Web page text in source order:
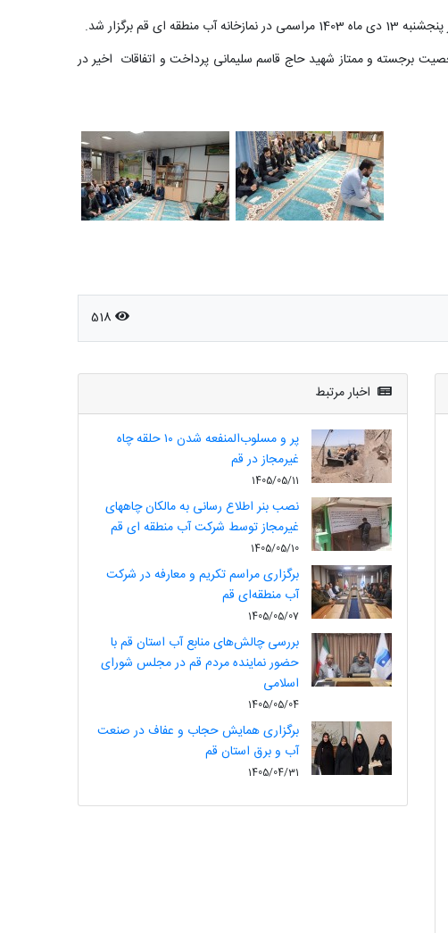
برگزار شد.
برجسته و ممتاز شهید حاج قاسم سلیمانی پرداخت و اتفاقات اخیر در
518
اخبار مرتبط
پر و مسلوب‌المنفعه شدن ۱۰ حلقه چاه
غیرمجاز در قم
1405/05/11
نصب بنر اطلاع رسانی به مالکان چاههای
غیرمجاز توسط شرکت آب منطقه ای قم
1405/05/10
برگزاری مراسم تکریم و معارفه در شرکت
آب منطقه‌ای قم
1405/05/07
بررسی چالش‌های منابع آب استان قم با
حضور نماینده مردم قم در مجلس شورای
اسلامی
1405/05/04
برگزاری همایش حجاب و عفاف در صنعت
آب و برق استان قم
1405/04/31